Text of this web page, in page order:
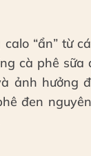
“ẩn” từ
cà phê
ảnh hưởng
đen